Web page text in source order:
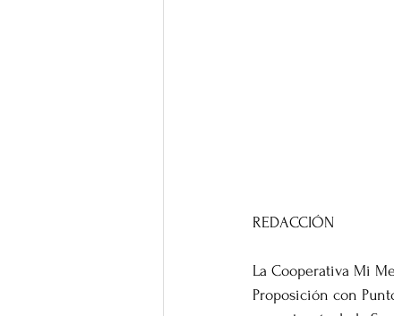
REDACCIÓN
La Cooperativa Mi
Proposición con